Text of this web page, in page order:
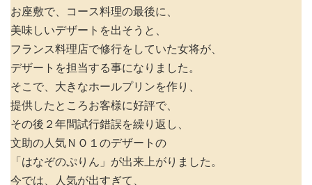
お座敷で、コース料理の最後に、
美味しいデザートを出そうと、
フランス料理店で修行をしていた女将が、
デザートを担当する事になりました。
そこで、大きなホールプリンを作り、
提供したところお客様に好評で、
その後２年間試行錯誤を繰り返し、
文助の人気ＮＯ１のデザートの
「はなぞのぷりん」が出来上がりました。
今では、人気が出すぎて、